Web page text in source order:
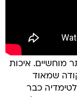
מוחשיים. איכות
שמאוד
כבר